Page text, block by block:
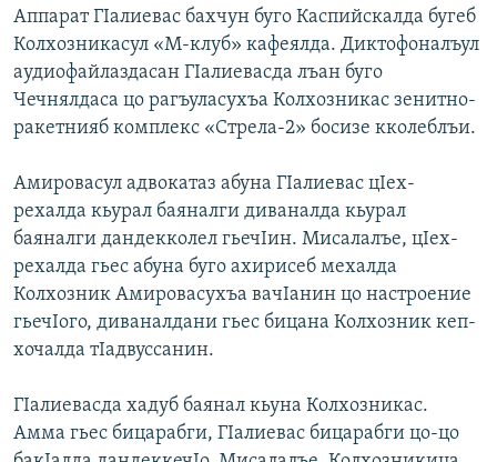
Аппарат ГIалиевас бахчун буго Каспийскалда бугеб
Колхозникасул «М-клуб» кафеялда. Диктофоналъул
аудиофайлаздасан ГIалиевасда лъан буго
Чечнялдаса цо рагъуласухъа Колхозникас зенитно-
ракетнияб комплекс «Стрела-2» босизе кколеблъи.
Амировасул адвокатаз абуна ГIалиевас цIех-
рехалда кьурал баяналги диваналда кьурал
баяналги дандекколел гьечIин. Мисалалъе, цIех-
рехалда гьес абуна буго ахирисеб мехалда
Колхозник Амировасухъа вачIанин цо настроение
гьечIого, диваналдани гьес бицана Колхозник кеп-
хочалда тIадвуссанин.
ГIалиевасда хадуб баянал кьуна Колхозникас.
Амма гьес бицарабги, ГIалиевас бицарабги цо-цо